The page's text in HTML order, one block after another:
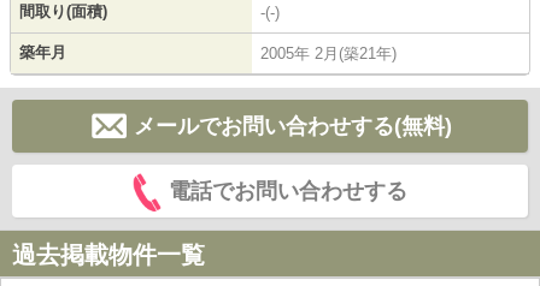
間取り(面積) -(-)
築年月 2005年 2月(築21年)
メールでお問い合わせする(無料)
電話でお問い合わせする
過去掲載物件一覧